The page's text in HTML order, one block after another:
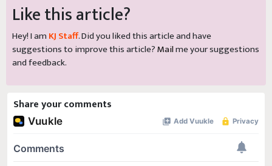
Like this article?
Hey! I am KJ Staff. Did you liked this article and have
suggestions to improve this article?Mailme your suggestions
and feedback.
Share your comments